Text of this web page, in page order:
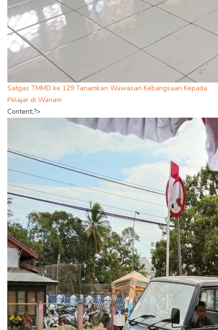
Satgas TMMD ke 129 Tanamkan Wawasan Kebangsaan Kepada
Pelajar di Wanam
Content;?>